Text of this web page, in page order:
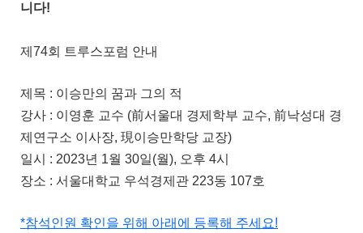
니다!
제74회 트루스포럼 안내
제목 : 이승만의 꿈과 그의 적
강사 : 이영훈 교수 (前서울대 경제학부 교수, 前낙성대 경
제연구소 이사장, 現이승만학당 교장)
일시 : 2023년 1월 30일(월), 오후 4시
장소 : 서울대학교 우석경제관 223동 107호
*참석인원 확인을 위해 아래에 등록해 주세요!